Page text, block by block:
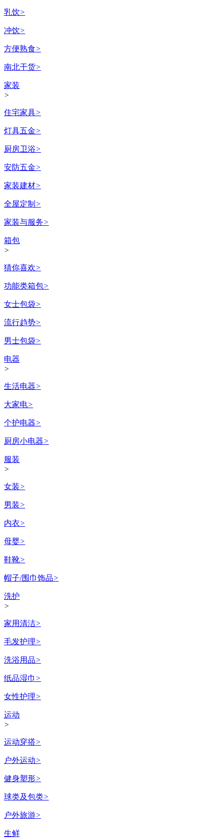
乳饮>
冲饮>
方便熟食>
南北干货>
家装
>
住宅家具>
灯具五金>
厨房卫浴>
安防五金>
家装建材>
全屋定制 >
家装与服务>
箱包
>
猜你喜欢>
功能类箱包>
女士包袋>
流行趋势>
男士包袋>
电器
>
生活电器>
大家电>
个护电器>
厨房小电器>
服装
>
女装>
男装>
内衣>
母婴>
鞋靴>
帽子/围巾饰品>
洗护
>
家用清洁>
毛发护理>
洗浴用品>
纸品湿巾 >
女性护理>
运动
>
运动穿搭>
户外运动>
健身塑形>
球类及包类>
户外旅游>
生鲜